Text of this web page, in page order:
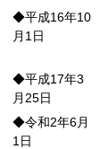
◆平成16年10
月1日
◆平成17年3
月25日
◆令和2年6月
1日